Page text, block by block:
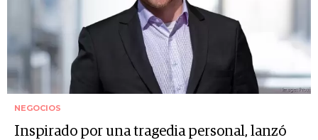
NEGOCIOS
Inspirado por una tragedia personal, lanzó